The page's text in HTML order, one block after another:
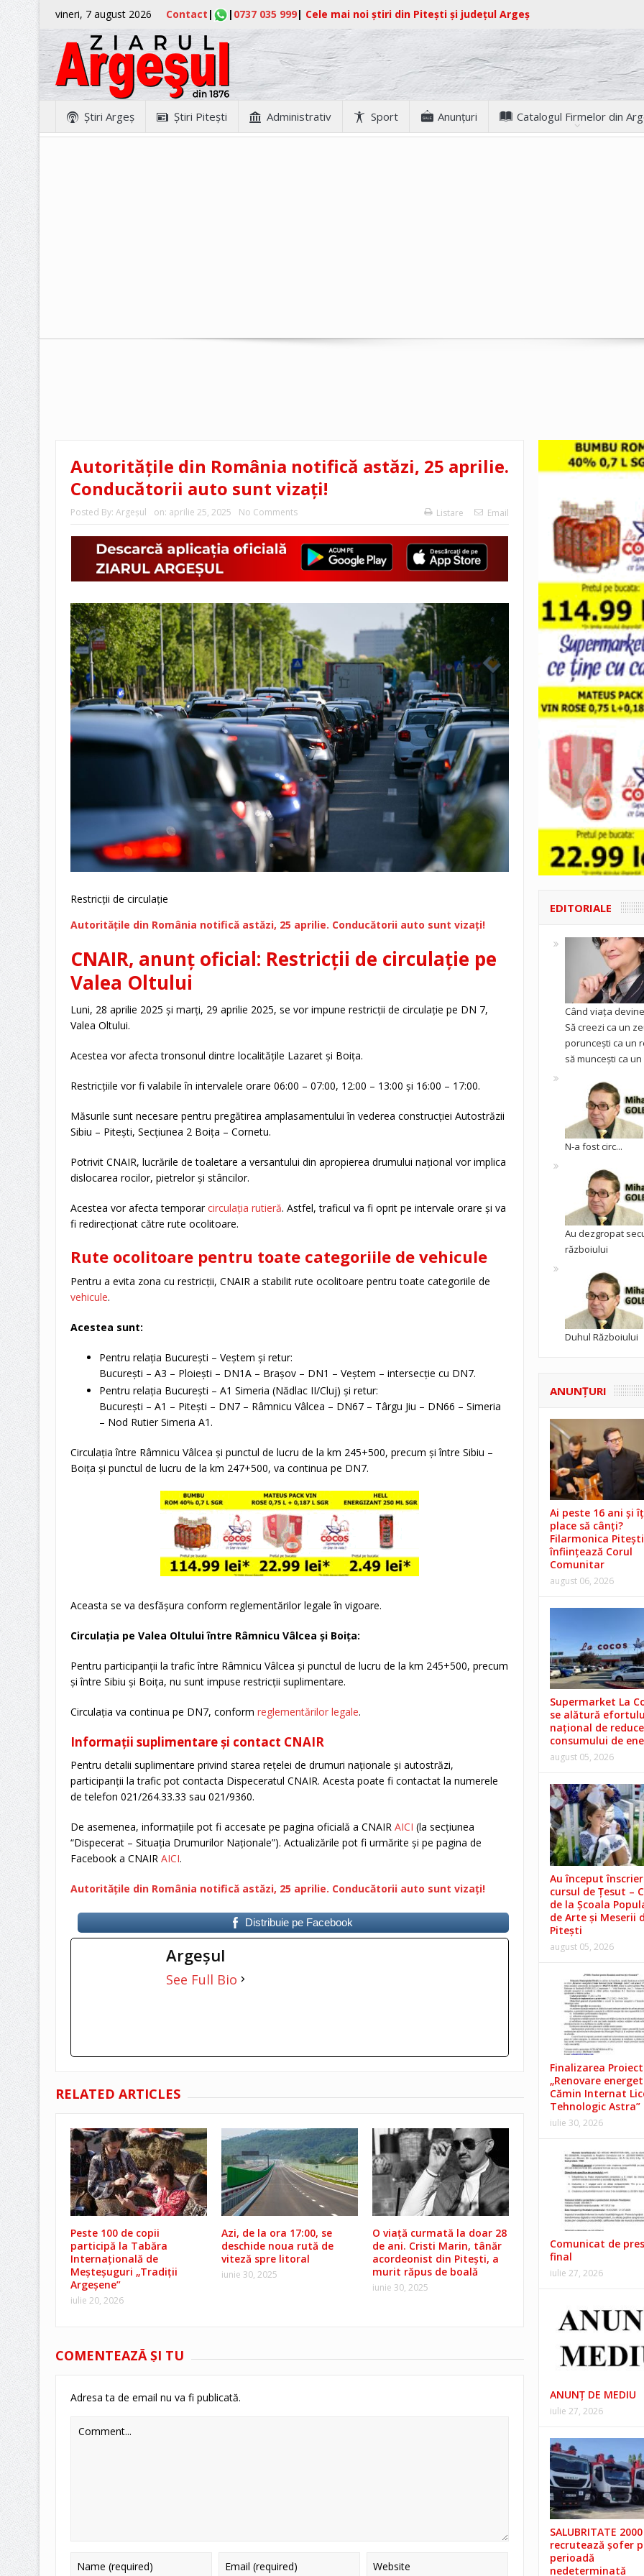
vineri, 7 august 2026 Contact | | 0737 035 999| Cele mai noi știri din Pitești și județul Argeș
Ştiri Argeş Ştiri Piteşti Administrativ Sport Anunţuri Catalogul Firmelor din
Autoritățile din România notifică astăzi, 25 aprilie.
Conducătorii auto sunt vizați!
Posted By: Argeşul on: aprilie 25, 2025 No Comments Listare Email
Restricții de circulație
Autoritățile din România notifică astăzi, 25 aprilie. Conducătorii auto sunt vizați!
CNAIR, anunț oficial: Restricții de circulație pe
Valea Oltului
Luni, 28 aprilie 2025 și marți, 29 aprilie 2025, se vor impune restricții de circulație pe DN 7,
Valea Oltului.
Acestea vor afecta tronsonul dintre localitățile Lazaret și Boița.
Restricțiile vor fi valabile în intervalele orare 06:00 – 07:00, 12:00 – 13:00 și 16:00 – 17:00.
Măsurile sunt necesare pentru pregătirea amplasamentului în vederea construcției Autostrăzii
Sibiu – Pitești, Secțiunea 2 Boița – Cornetu.
Potrivit CNAIR, lucrările de toaletare a versantului din apropierea drumului național vor implica
dislocarea rocilor, pietrelor și stâncilor.
Acestea vor afecta temporarcirculația rutieră. Astfel, traficul va fi oprit pe intervale orare și va
fi redirecționat către rute ocolitoare.
Rute ocolitoare pentru toate categoriile de vehicule
Pentru a evita zona cu restricții, CNAIR a stabilit rute ocolitoare pentru toate categoriile de
vehicule.
Acestea sunt:
Pentru relația București – Veștem și retur:
București – A3 – Ploiești – DN1A – Brașov – DN1 – Veștem – intersecție cu DN7.
Pentru relația București – A1 Simeria (Nădlac II/Cluj) și retur:
București – A1 – Pitești – DN7 – Râmnicu Vâlcea – DN67 – Târgu Jiu – DN66 – Simeria
– Nod Rutier Simeria A1.
Circulația între Râmnicu Vâlcea și punctul de lucru de la km 245+500, precum și între Sibiu –
Boița și punctul de lucru de la km 247+500, va continua pe DN7.
Aceasta se va desfășura conform reglementărilor legale în vigoare.
Circulația pe Valea Oltului între Râmnicu Vâlcea și Boița:
Pentru participanții la trafic între Râmnicu Vâlcea și punctul de lucru de la km 245+500, precum
și între Sibiu și Boița, nu sunt impuse restricții suplimentare.
Circulația va continua pe DN7, conform reglementărilor legale.
Informații suplimentare și contact CNAIR
Pentru detalii suplimentare privind starea rețelei de drumuri naționale și autostrăzi,
participanții la trafic pot contacta Dispeceratul CNAIR. Acesta poate fi contactat la numerele
de telefon 021/264.33.33 sau 021/9360.
De asemenea, informațiile pot fi accesate pe pagina oficială a CNAIR AICI (la secțiunea
“Dispecerat – Situația Drumurilor Naționale”). Actualizările pot fi urmărite și pe pagina de
Facebook a CNAIR AICI.
Autoritățile din România notifică astăzi, 25 aprilie. Conducătorii auto sunt vizați!
Distribuie pe Facebook
Argeşul
See Full Bio
RELATED ARTICLES
Peste 100 de copii
participă la Tabăra
Internațională de
Meșteșuguri „Tradiții
Argeșene”
iulie 20, 2026
Azi, de la ora 17:00, se
deschide noua rută de
viteză spre litoral
iunie 30, 2025
O viață curmată la doar 28
de ani. Cristi Marin, tânăr
acordeonist din Pitești, a
murit răpus de boală
iunie 30, 2025
COMENTEAZĂ ŞI TU
Adresa ta de email nu va fi publicată.
EDITORIALE
Când viața
Să creezi ca un
poruncești ca un
să muncești ca un
N-a fost circ...
Au dezgropat
războiului
Duhul Războiului
ANUNŢURI
Ai peste 16 ani și
place să cânți?
Filarmonica Pitești
înființează Corul
Comunitar
august 06, 2026
Supermarket La
se alătură
național de
consumului de
august 05, 2026
Au început
cursul de Țesut –
de la Școala
de Arte și Meserii
Pitești
august 05, 2026
Finalizarea
„Renovare
Cămin Internat
Tehnologic Astra”
iulie 30, 2026
Comunicat de
final
iulie 27, 2026
ANUNŢ DE MEDIU
iulie 27, 2026
SALUBRITATE
recrutează șofer
perioadă
nedeterminată